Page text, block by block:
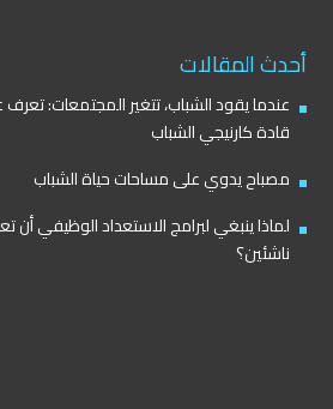
أحدث المقالات
عندما يقود الشباب، تتغير المجتمعات:
قادة كارنيجي الشباب
مصباح يدوي على مساحات حياة الشباب
لماذا ينبغي لبرامج الاستعداد الوظيفي أن
ناشئين؟